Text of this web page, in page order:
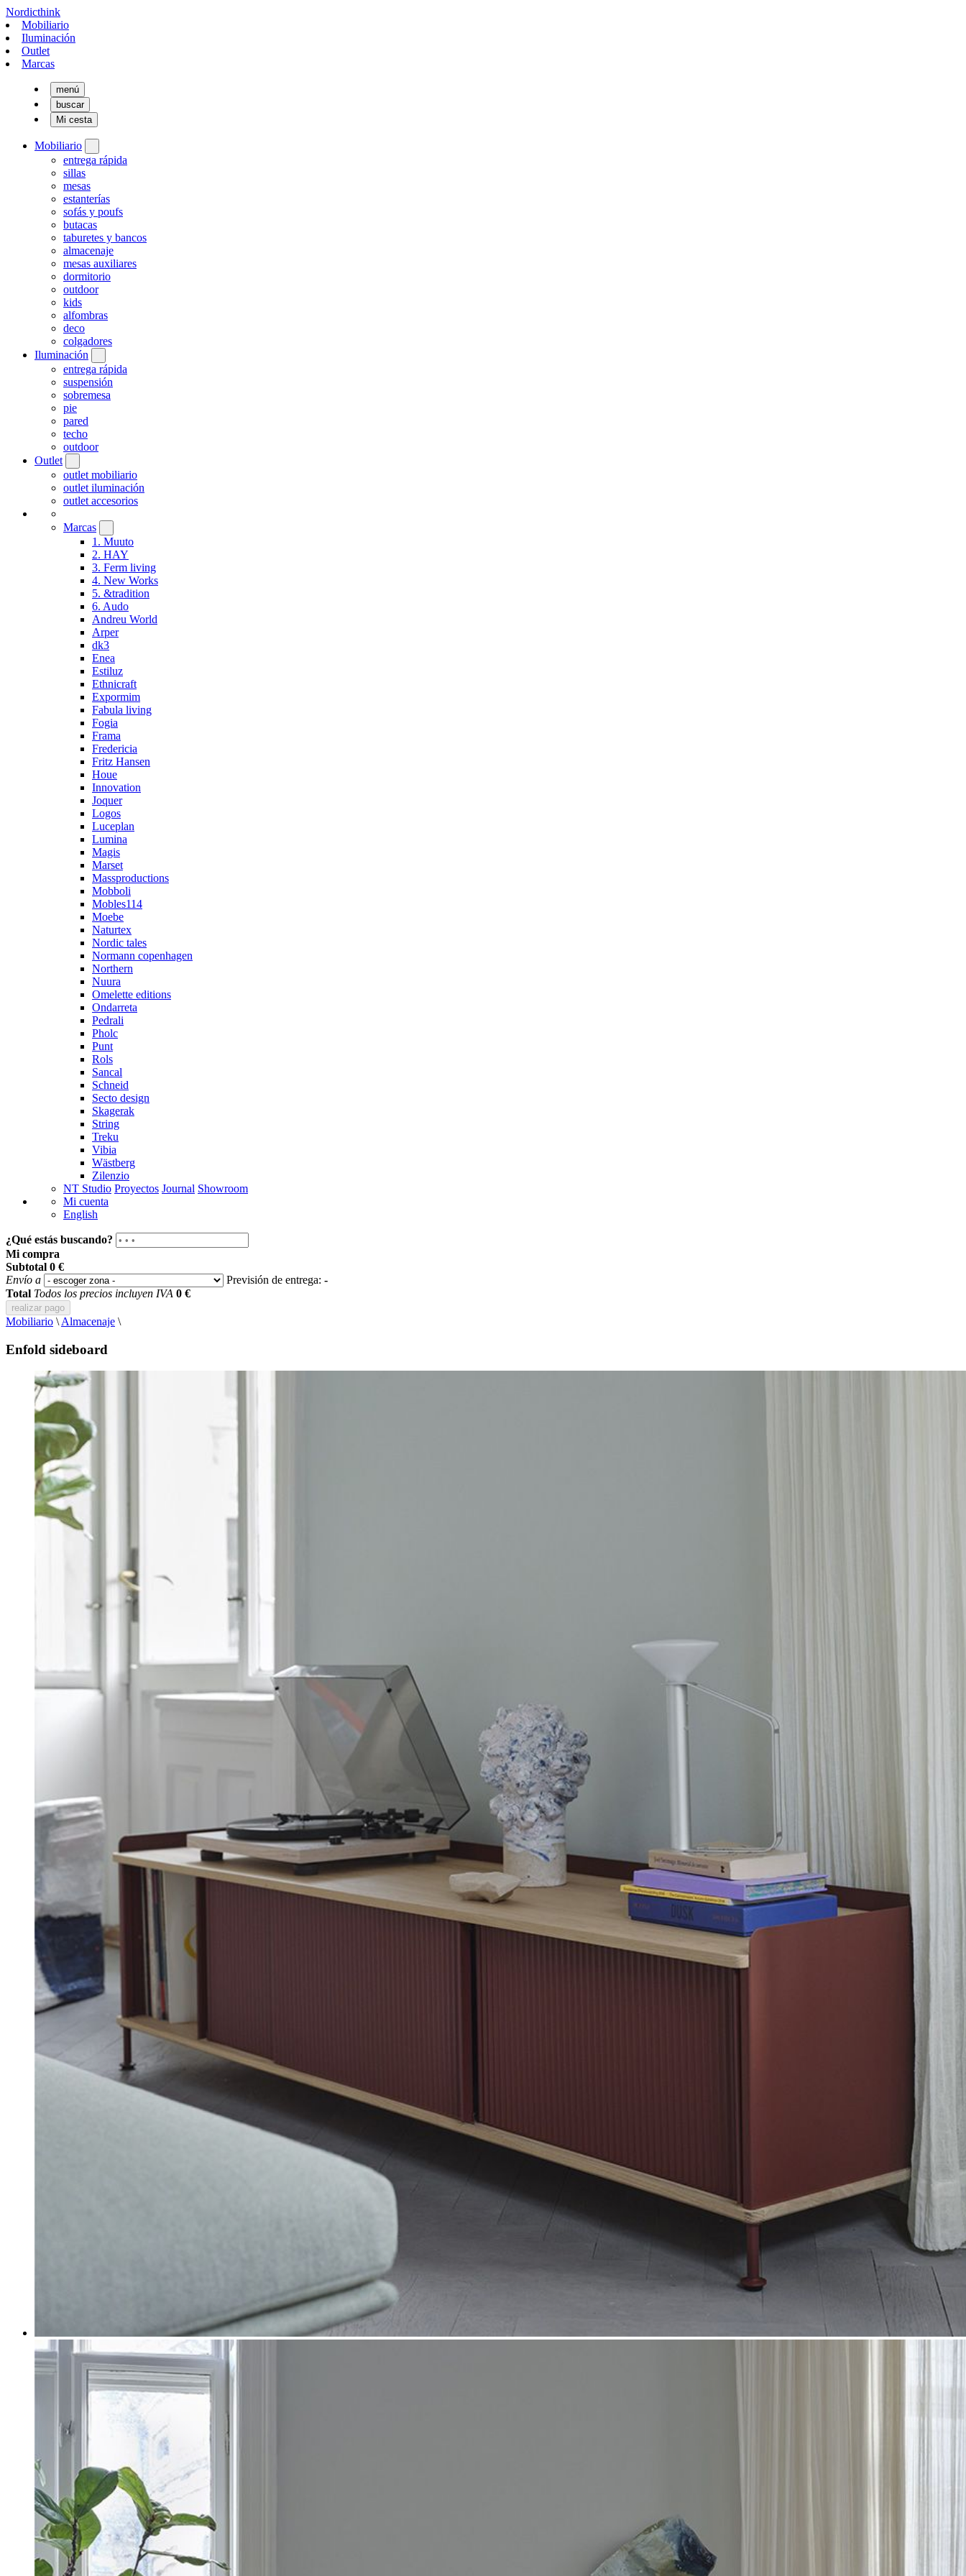
Nordicthink
Mobiliario
Iluminación
Outlet
Marcas
menú
buscar
Mi cesta
Mobiliario
entrega rápida
sillas
mesas
estanterías
sofás y poufs
butacas
taburetes y bancos
almacenaje
mesas auxiliares
dormitorio
outdoor
kids
alfombras
deco
colgadores
Iluminación
entrega rápida
suspensión
sobremesa
pie
pared
techo
outdoor
Outlet
outlet mobiliario
outlet iluminación
outlet accesorios
Marcas
1. Muuto
2. HAY
3. Ferm living
4. New Works
5. &tradition
6. Audo
Andreu World
Arper
dk3
Enea
Estiluz
Ethnicraft
Expormim
Fabula living
Fogia
Frama
Fredericia
Fritz Hansen
Houe
Innovation
Joquer
Logos
Luceplan
Lumina
Magis
Marset
Massproductions
Mobboli
Mobles114
Moebe
Naturtex
Nordic tales
Normann copenhagen
Northern
Nuura
Omelette editions
Ondarreta
Pedrali
Pholc
Punt
Rols
Sancal
Schneid
Secto design
Skagerak
String
Treku
Vibia
Wästberg
Zilenzio
NT Studio Proyectos Journal Showroom
Mi cuenta
English
¿Qué estás buscando?
Mi compra
Subtotal 0 €
Envío a
Previsión de entrega: -
Total Todos los precios incluyen IVA 0 €
realizar pago
Mobiliario \ Almacenaje \
Enfold sideboard